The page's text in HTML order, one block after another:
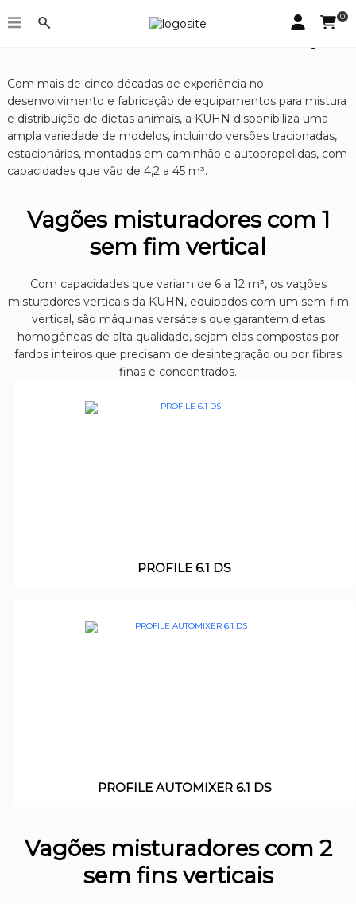
0
Vagões Misturadores de Ração
Com mais de cinco décadas de experiência no
desenvolvimento e fabricação de equipamentos para mistura
e distribuição de dietas animais, a KUHN disponibiliza uma
ampla variedade de modelos, incluindo versões tracionadas,
estacionárias, montadas em caminhão e autopropelidas, com
capacidades que vão de 4,2 a 45 m³.
Vagões misturadores com 1
sem fim vertical
Com capacidades que variam de 6 a 12 m³, os vagões
misturadores verticais da KUHN, equipados com um sem-fim
vertical, são máquinas versáteis que garantem dietas
homogêneas de alta qualidade, sejam elas compostas por
fardos inteiros que precisam de desintegração ou por fibras
finas e concentrados.
PROFILE 6.1 DS
PROFILE AUTOMIXER 6.1 DS
Vagões misturadores com 2
sem fins verticais